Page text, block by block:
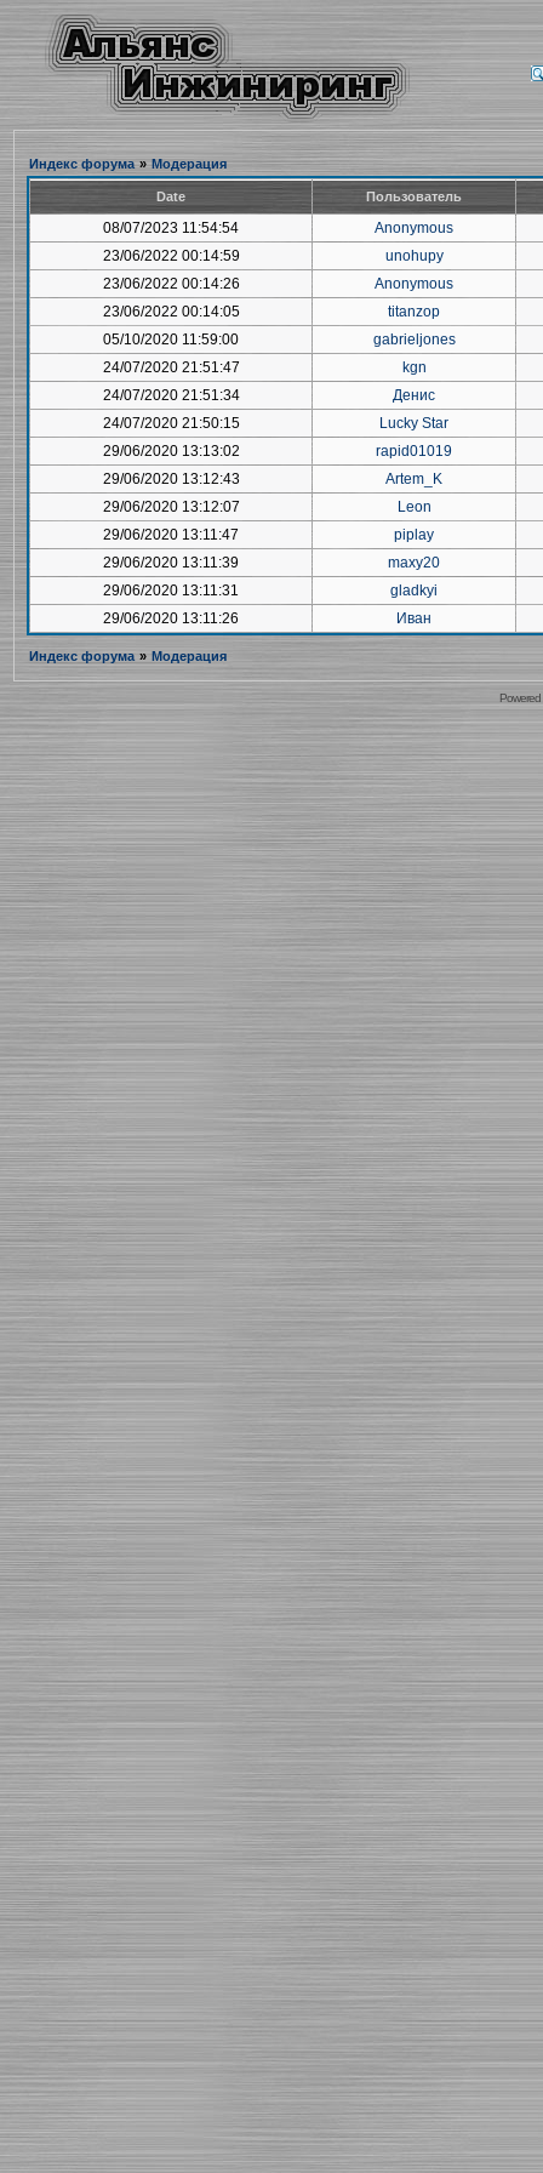
Индекс форума » Модерация
Date Пользователь
08/07/2023 11:54:54
Anonymous
23/06/2022 00:14:59
unohupy
23/06/2022 00:14:26
Anonymous
23/06/2022 00:14:05
titanzop
05/10/2020 11:59:00
gabrieljones
24/07/2020 21:51:47
kgn
24/07/2020 21:51:34
Денис
24/07/2020 21:50:15
Lucky Star
29/06/2020 13:13:02
rapid01019
29/06/2020 13:12:43
Artem_K
29/06/2020 13:12:07
Leon
29/06/2020 13:11:47
piplay
29/06/2020 13:11:39
maxy20
29/06/2020 13:11:31
gladkyi
29/06/2020 13:11:26
Иван
Индекс форума » Модерация